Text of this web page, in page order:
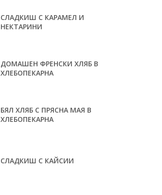
СЛАДКИШ С КАРАМЕЛ И
НЕКТАРИНИ
ДОМАШЕН ФРЕНСКИ ХЛЯБ В
ХЛЕБОПЕКАРНА
БЯЛ ХЛЯБ С ПРЯСНА МАЯ В
ХЛЕБОПЕКАРНА
СЛАДКИШ С КАЙСИИ